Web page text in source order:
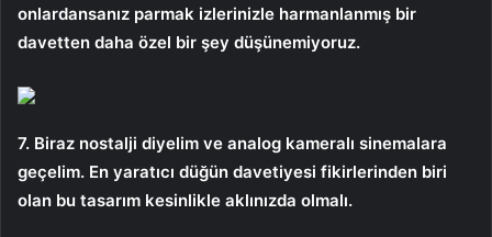
onlardansanız parmak izlerinizle harmanlanmış bir
davetten daha özel bir şey düşünemiyoruz.
7. Biraz nostalji diyelim ve analog kameralı sinemalara
geçelim. En yaratıcı düğün davetiyesi fikirlerinden biri
olan bu tasarım kesinlikle aklınızda olmalı.